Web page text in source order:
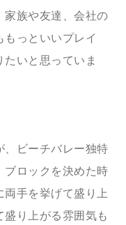
家族や友達、会社の
もっといいプレイ
たいと思っていま
、ビーチバレー独特
ブロックを決めた時
手を挙げて盛り上
り上がる雰囲気も